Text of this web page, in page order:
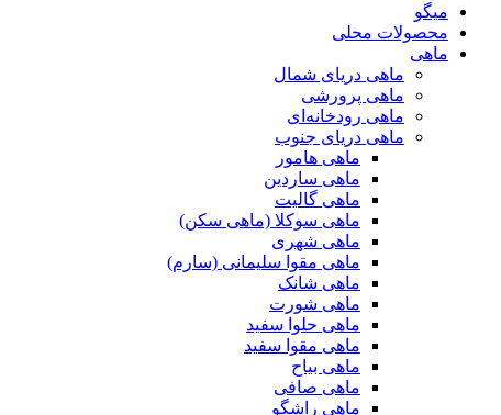
میگو
محصولات محلی
ماهی
ماهی دریای شمال
ماهی پرورشی
ماهی رودخانه‌ای
ماهی دریای جنوب
ماهی هامور
ماهی ساردین
ماهی گالیت
ماهی سوکلا (ماهی سکن)
ماهی شهری
ماهی مقوا سلیمانی (سارم)
ماهی شانک
ماهی شورت
ماهی حلوا سفید
ماهی مقوا سفید
ماهی بیاح
ماهی صافی
ماهی راشگو